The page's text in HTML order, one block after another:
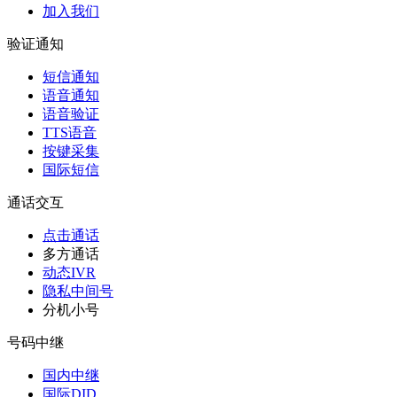
加入我们
验证通知
短信通知
语音通知
语音验证
TTS语音
按键采集
国际短信
通话交互
点击通话
多方通话
动态IVR
隐私中间号
分机小号
号码中继
国内中继
国际DID